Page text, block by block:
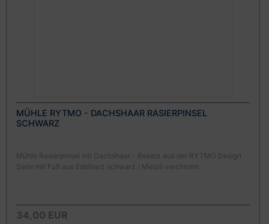
MÜHLE RYTMO - DACHSHAAR RASIERPINSEL
SCHWARZ
Mühle Rasierpinsel mit Dachshaar - Besatz aus der RYTMO Design
Serie mit Fuß aus Edelharz schwarz / Metall verchromt.
34,00 EUR